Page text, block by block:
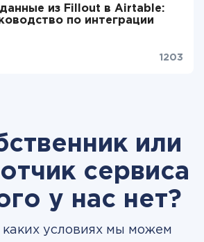
из Fillout в Airtable:
по интеграции
1203
или
сервиса
у нас нет?
каких условиях мы можем